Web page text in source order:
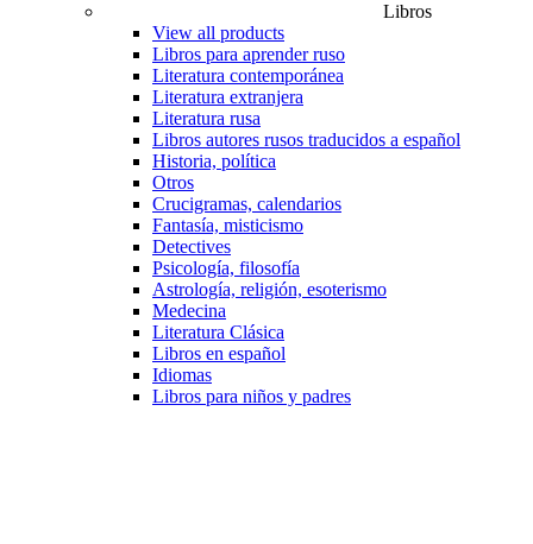
Libros
View all products
Libros para aprender ruso
Literatura contemporánea
Literatura extranjera
Literatura rusa
Libros autores rusos traducidos a español
Historia, política
Otros
Crucigramas, calendarios
Fantasía, misticismo
Detectives
Psicología, filosofía
Astrología, religión, esoterismo
Medecina
Literatura Clásica
Libros en español
Idiomas
Libros para niños y padres